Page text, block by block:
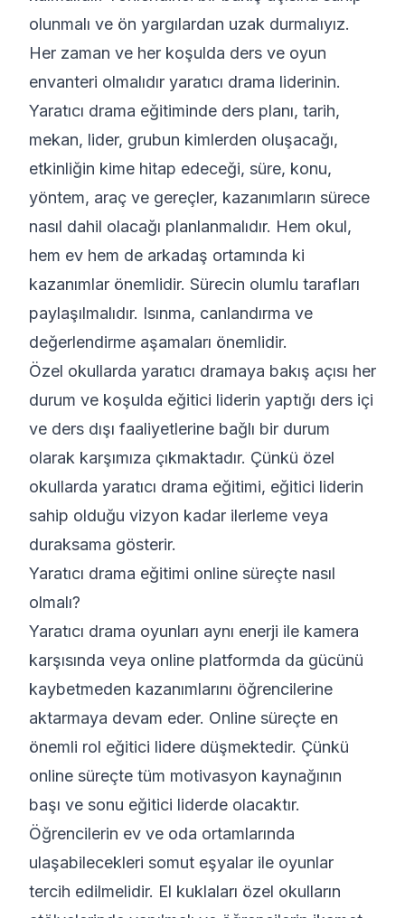
olunmalı ve ön yargılardan uzak durmalıyız.
Her zaman ve her koşulda ders ve oyun
envanteri olmalıdır yaratıcı drama liderinin.
Yaratıcı drama eğitiminde ders planı, tarih,
mekan, lider, grubun kimlerden oluşacağı,
etkinliğin kime hitap edeceği, süre, konu,
yöntem, araç ve gereçler, kazanımların sürece
nasıl dahil olacağı planlanmalıdır. Hem okul,
hem ev hem de arkadaş ortamında ki
kazanımlar önemlidir. Sürecin olumlu tarafları
paylaşılmalıdır. Isınma, canlandırma ve
değerlendirme aşamaları önemlidir.
Özel okullarda yaratıcı dramaya bakış açısı her
durum ve koşulda eğitici liderin yaptığı ders içi
ve ders dışı faaliyetlerine bağlı bir durum
olarak karşımıza çıkmaktadır. Çünkü özel
okullarda yaratıcı drama eğitimi, eğitici liderin
sahip olduğu vizyon kadar ilerleme veya
duraksama gösterir.
Yaratıcı drama eğitimi online süreçte nasıl
olmalı?
Yaratıcı drama oyunları aynı enerji ile kamera
karşısında veya online platformda da gücünü
kaybetmeden kazanımlarını öğrencilerine
aktarmaya devam eder. Online süreçte en
önemli rol eğitici lidere düşmektedir. Çünkü
online süreçte tüm motivasyon kaynağının
başı ve sonu eğitici liderde olacaktır.
Öğrencilerin ev ve oda ortamlarında
ulaşabilecekleri somut eşyalar ile oyunlar
tercih edilmelidir. El kuklaları özel okulların